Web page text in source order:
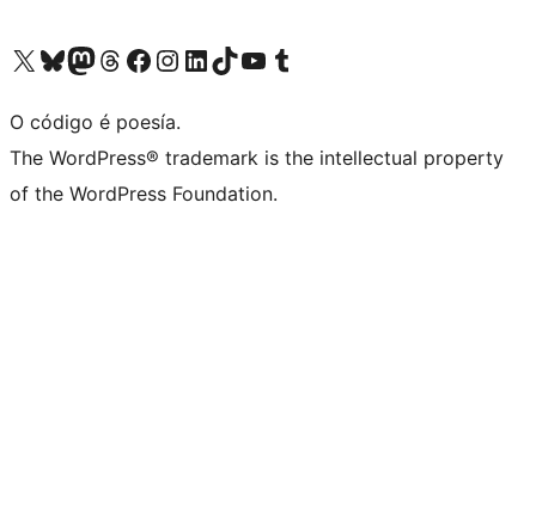
Visita la cuenta de X (anteriormente Twitter)
Visita a nosa conta de Bluesky
Visita a nosa conta de Mastodon
Visita a nosa conta de Threads
Visita a nosa páxina de Facebook
Visita a nosa conta de Instagram
Visita a nosa conta de LinkedIn
Visita a nosa conta de TikTok
Visita a nosa canle de YouTube
Visita a nosa conta de Tumblr
O código é poesía.
The WordPress® trademark is the intellectual property
of the WordPress Foundation.